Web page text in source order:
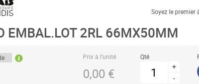
Soyez le premier
EMBAL.LOT 2RL 66MX50MM
Prix à l’unité
0,00 €
Qté
+
-